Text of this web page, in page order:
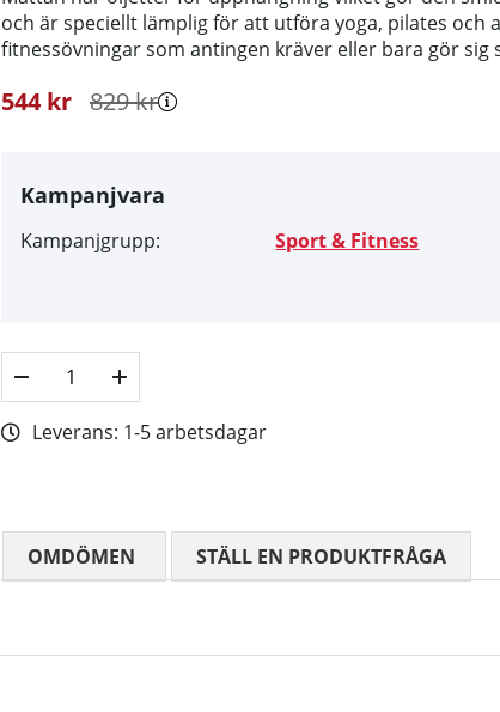
och är speciellt lämplig för att utföra yoga, pilates och
fitnessövningar som antingen kräver eller bara gör sig
829kr
544kr
Kampanjvara
Kampanjgrupp: Sport & Fitness
Leverans: 1-5 arbetsdagar
OMDÖMEN MEDELBETYG 0 AV 5 ANTAL BETYG 0
STÄLL EN PRODUKTFRÅGA